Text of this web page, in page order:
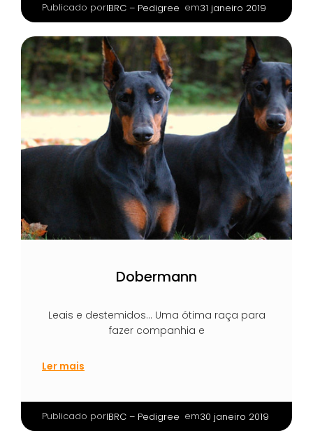
Publicado porIBRC – Pedigree em31 janeiro 2019
Dobermann
Leais e destemidos… Uma ótima raça para
fazer companhia e
Ler mais
Publicado porIBRC – Pedigree em30 janeiro 2019